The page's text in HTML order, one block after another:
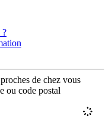
?
de chez vous
ou code postal